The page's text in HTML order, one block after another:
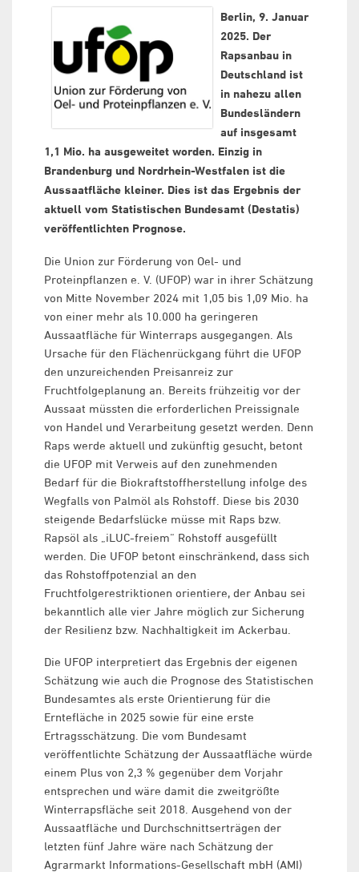
Berlin, 9. Januar
2025. Der
Rapsanbau in
Deutschland ist
in nahezu allen
Bundesländern
auf insgesamt
1,1 Mio. ha ausgeweitet worden. Einzig in
Brandenburg und Nordrhein-Westfalen ist die
Aussaatfläche kleiner. Dies ist das Ergebnis der
aktuell vom Statistischen Bundesamt (Destatis)
veröffentlichten Prognose.
Die Union zur Förderung von Oel- und
Proteinpflanzen e. V. (UFOP) war in ihrer Schätzung
von Mitte November 2024 mit 1,05 bis 1,09 Mio. ha
von einer mehr als 10.000 ha geringeren
Aussaatfläche für Winterraps ausgegangen. Als
Ursache für den Flächenrückgang führt die UFOP
den unzureichenden Preisanreiz zur
Fruchtfolgeplanung an. Bereits frühzeitig vor der
Aussaat müssten die erforderlichen Preissignale
von Handel und Verarbeitung gesetzt werden. Denn
Raps werde aktuell und zukünftig gesucht, betont
die UFOP mit Verweis auf den zunehmenden
Bedarf für die Biokraftstoffherstellung infolge des
Wegfalls von Palmöl als Rohstoff. Diese bis 2030
steigende Bedarfslücke müsse mit Raps bzw.
Rapsöl als „iLUC-freiem“ Rohstoff ausgefüllt
werden. Die UFOP betont einschränkend, dass sich
das Rohstoffpotenzial an den
Fruchtfolgerestriktionen orientiere, der Anbau sei
bekanntlich alle vier Jahre möglich zur Sicherung
der Resilienz bzw. Nachhaltigkeit im Ackerbau.
Die UFOP interpretiert das Ergebnis der eigenen
Schätzung wie auch die Prognose des Statistischen
Bundesamtes als erste Orientierung für die
Erntefläche in 2025 sowie für eine erste
Ertragsschätzung. Die vom Bundesamt
veröffentlichte Schätzung der Aussaatfläche würde
einem Plus von 2,3 % gegenüber dem Vorjahr
entsprechen und wäre damit die zweitgrößte
Winterrapsfläche seit 2018. Ausgehend von der
Aussaatfläche und Durchschnittserträgen der
letzten fünf Jahre wäre nach Schätzung der
Agrarmarkt Informations-Gesellschaft mbH (AMI)